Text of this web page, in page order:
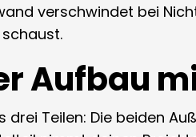
verschwindet bei
Aufbau
drei Teilen: Die beiden